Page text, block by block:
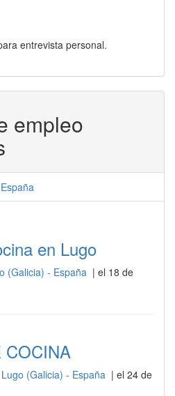
entrevista personal.
empleo
España
en Lugo
(Galicia) - España | el 18 de
COCINA
Lugo (Galicia) - España | el 24 de